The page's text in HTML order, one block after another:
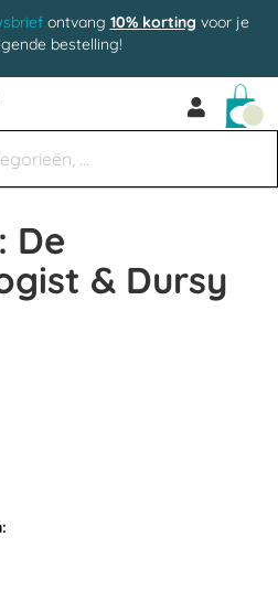
ontvang 10% korting voor je
bestelling!
De
& Dursy